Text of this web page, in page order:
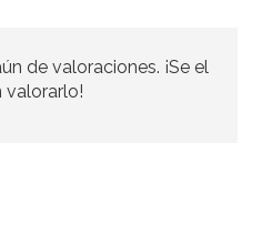
de valoraciones. ¡Se el
valorarlo!